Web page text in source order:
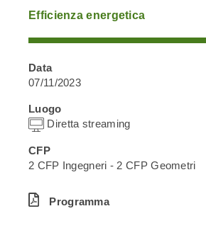
Efficienza energetica
Data
07/11/2023
Luogo
Diretta streaming
CFP
2 CFP Ingegneri - 2 CFP Geometri
Programma